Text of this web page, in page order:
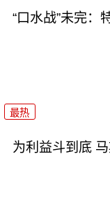
“口水战”未完：
最热
为利益斗到底